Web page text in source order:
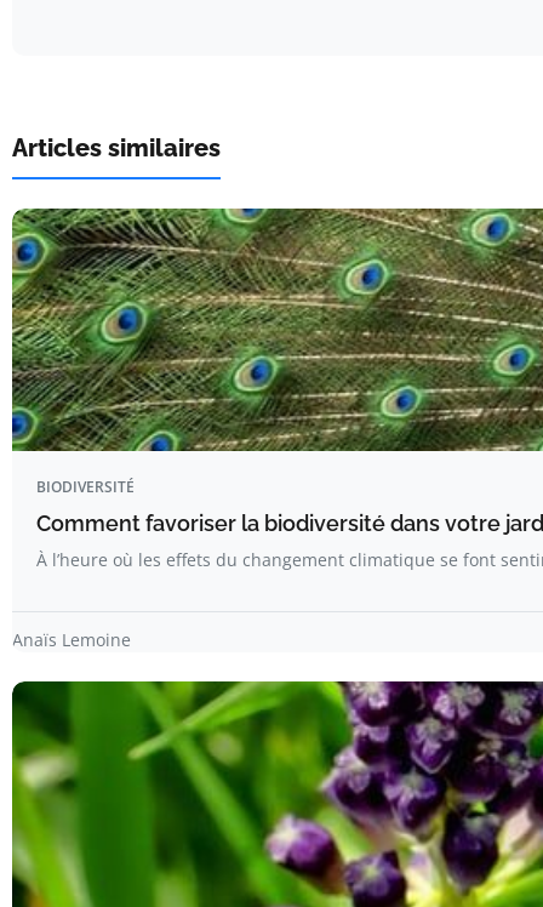
Articles similaires
BIODIVERSITÉ
Comment favoriser la biodiversité dans votre
À l’heure où les effets du changement climatique se font
Anaïs Lemoine